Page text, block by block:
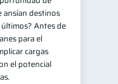
ansían destinos
Antes de
para el
cargas
el potencial